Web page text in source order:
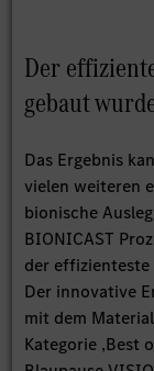
Der
gebaut
Das Ergebnis
vielen weiteren
bionische
BIONICAST
der effizienteste
Der innovative
mit dem
Kategorie ‚Best